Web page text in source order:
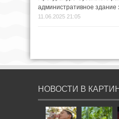
административное здание
11.06.2025 21:05
НОВОСТИ В